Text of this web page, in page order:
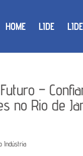
HOME LIDE
–
no Rio de
Indústria